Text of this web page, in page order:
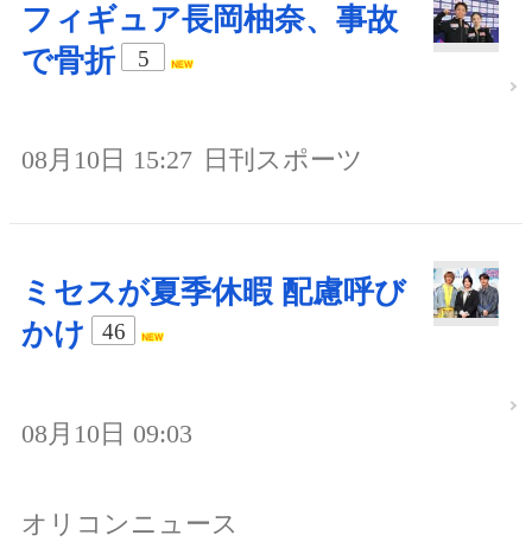
フィギュア長岡柚奈、事故
で骨折
5
08月10日 15:27 日刊スポーツ
ミセスが夏季休暇 配慮呼び
かけ
46
08月10日 09:03
オリコンニュース